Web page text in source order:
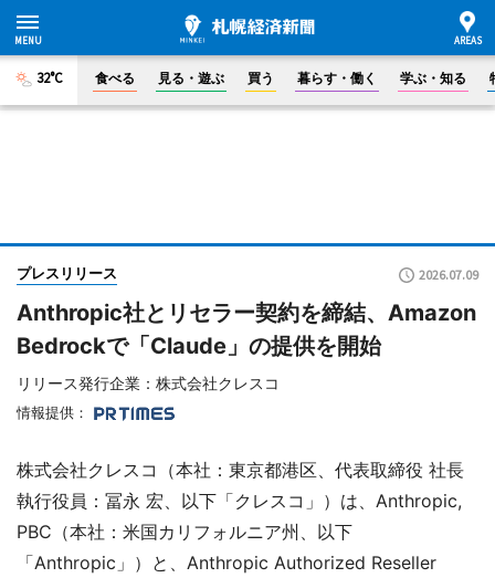
32°C 食べる 見る・遊ぶ 買う 暮らす・働く 学ぶ・知る
プレスリリース 2026.07.09
Anthropic社とリセラー契約を締結、Amazon
Bedrockで「Claude」の提供を開始
リリース発行企業：株式会社クレスコ
情報提供：
株式会社クレスコ（本社：東京都港区、代表取締役 社長
執行役員：冨永 宏、以下「クレスコ」）は、Anthropic,
PBC（本社：米国カリフォルニア州、以下
「Anthropic」）と、Anthropic Authorized Reseller